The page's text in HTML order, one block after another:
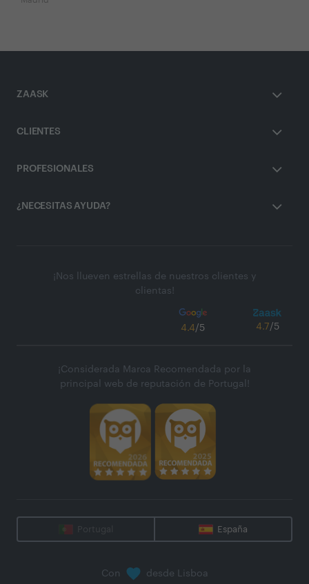
ZAASK
CLIENTES
PROFESIONALES
¿NECESITAS AYUDA?
¡Nos llueven estrellas de nuestros clientes y
clientas!
4.4/5 4.7/5
¡Considerada Marca Recomendada por la
principal web de reputación de Portugal!
Portugal España
Con desde Lisboa